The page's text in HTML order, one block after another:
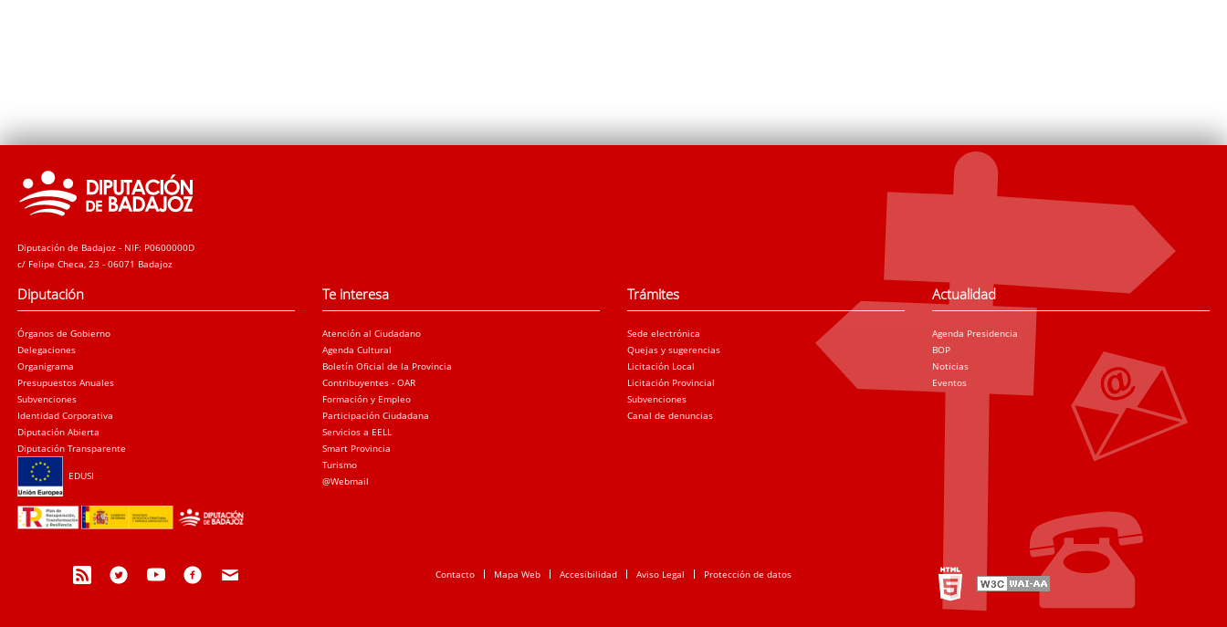
Diputación de Badajoz - NIF: P0600000D
c/ Felipe Checa, 23 - 06071 Badajoz
Diputación
Órganos de Gobierno
Delegaciones
Organigrama
Presupuestos Anuales
Subvenciones
Identidad Corporativa
Diputación Abierta
Diputación Transparente
EDUSI
Te interesa
Atención al Ciudadano
Agenda Cultural
Boletín Oficial de la Provincia
Contribuyentes - OAR
Formación y Empleo
Participación Ciudadana
Servicios a EELL
Smart Provincia
Turismo
@Webmail
Trámites
Sede electrónica
Quejas y sugerencias
Licitación Local
Licitación Provincial
Subvenciones
Canal de denuncias
Actualidad
Agenda Presidencia
BOP
Noticias
Eventos
Contacto Mapa Web Accesibilidad Aviso Legal Protección de datos